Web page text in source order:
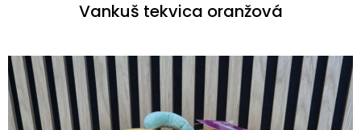
Vankuš tekvica oranžová